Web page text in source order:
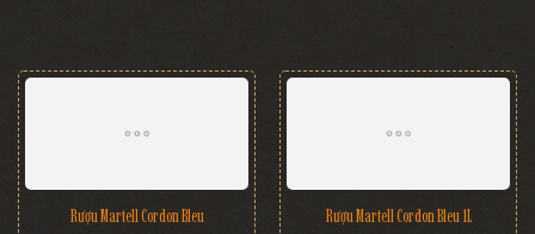
Rượu Martell Cordon Bleu Rượu Martell Cordon Bleu 1L